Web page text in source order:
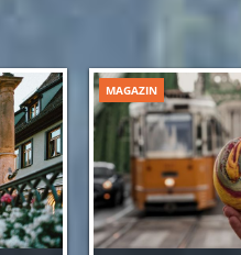
MAGAZIN